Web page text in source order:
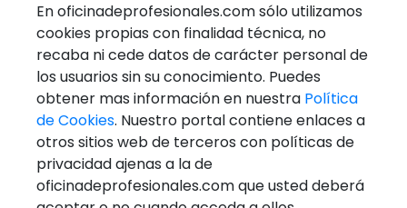
Ponerse En Contacto
Email: general@oficinadeprofesionales.com
Redes Sociales
En oficinadeprofesionales.com sólo utilizamos
cookies propias con finalidad técnica, no
recaba ni cede datos de carácter personal de
los usuarios sin su conocimiento. Puedes
obtener mas información en nuestra Política
de Cookies. Nuestro portal contiene enlaces a
otros sitios web de terceros con políticas de
privacidad ajenas a la de
oficinadeprofesionales.com que usted deberá